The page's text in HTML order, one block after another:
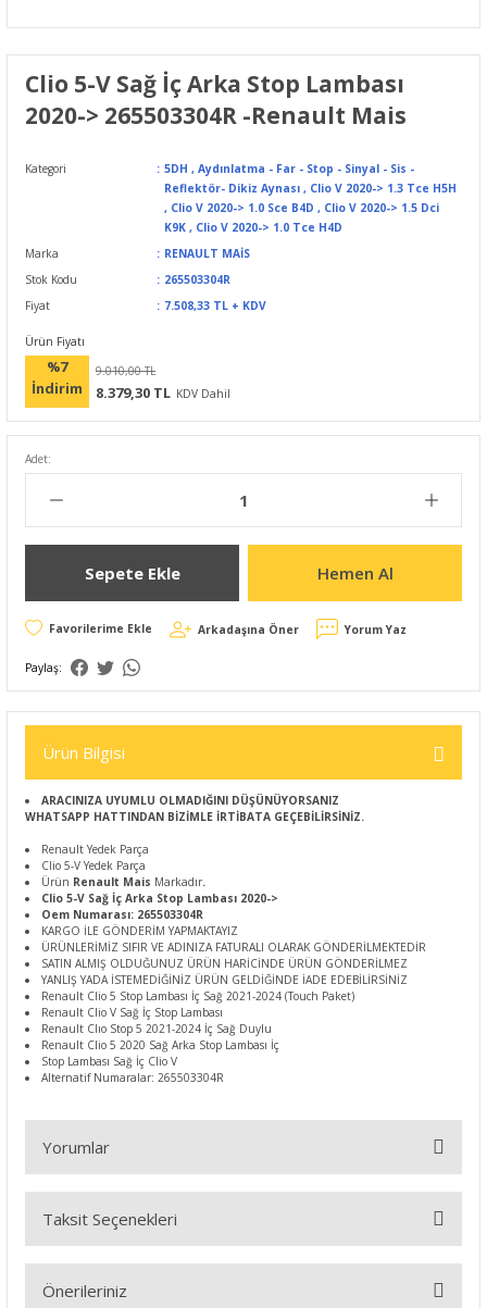
Clio 5-V Sağ İç Arka Stop Lambası
2020-> 265503304R -Renault Mais
Kategori 5DH , Aydınlatma - Far - Stop - Sinyal - Sis -
Reflektör- Dikiz Aynası , Clio V 2020-> 1.3 Tce H5H
, Clio V 2020-> 1.0 Sce B4D , Clio V 2020-> 1.5 Dci
K9K , Clio V 2020-> 1.0 Tce H4D
Marka
RENAULT MAİS
Stok Kodu
265503304R
Fiyat
7.508,33 TL + KDV
Ürün Fiyatı
%7
İndirim
9.010,00 TL
8.379,30 TL KDV Dahil
Adet:
Sepete Ekle Hemen Al
Arkadaşına Öner Yorum Yaz
Paylaş:
Ürün Bilgisi
ARACINIZA UYUMLU OLMADIĞINI DÜŞÜNÜYORSANIZ
WHATSAPP HATTINDAN BİZİMLE İRTİBATA GEÇEBİLİRSİNİZ.
Renault Yedek Parça
Clio 5-V Yedek Parça
Ürün Renault Mais Markadır.
Clio 5-V Sağ İç Arka Stop Lambası 2020->
Oem Numarası: 265503304R
KARGO İLE GÖNDERİM YAPMAKTAYIZ
ÜRÜNLERİMİZ SIFIR VE ADINIZA FATURALI OLARAK GÖNDERİLMEKTEDİR
SATIN ALMIŞ OLDUĞUNUZ ÜRÜN HARİCİNDE ÜRÜN GÖNDERİLMEZ
YANLIŞ YADA İSTEMEDİĞİNİZ ÜRÜN GELDİĞİNDE İADE EDEBİLİRSİNİZ
Renault Clio 5 Stop Lambası İç Sağ 2021-2024 (Touch Paket)
Renault Clio V Sağ İç Stop Lambası
Renault Clıo Stop 5 2021-2024 İç Sağ Duylu
Renault Clio 5 2020 Sağ Arka Stop Lambası İç
Stop Lambası Sağ İç Clio V
Alternatif Numaralar: 265503304R
Yorumlar
Bu ürüne ilk yorumu siz yapın!
Taksit Seçenekleri
Önerileriniz